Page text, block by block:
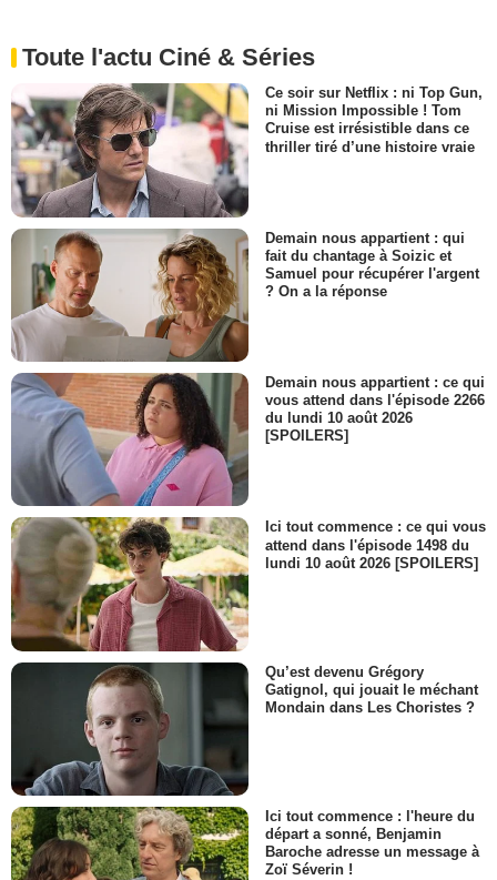
Toute l'actu Ciné & Séries
Ce soir sur Netflix : ni Top Gun,
ni Mission Impossible ! Tom
Cruise est irrésistible dans ce
thriller tiré d’une histoire vraie
Demain nous appartient : qui
fait du chantage à Soizic et
Samuel pour récupérer l'argent
? On a la réponse
Demain nous appartient : ce qui
vous attend dans l'épisode 2266
du lundi 10 août 2026
[SPOILERS]
Ici tout commence : ce qui vous
attend dans l'épisode 1498 du
lundi 10 août 2026 [SPOILERS]
Qu’est devenu Grégory
Gatignol, qui jouait le méchant
Mondain dans Les Choristes ?
Ici tout commence : l'heure du
départ a sonné, Benjamin
Baroche adresse un message à
Zoï Séverin !